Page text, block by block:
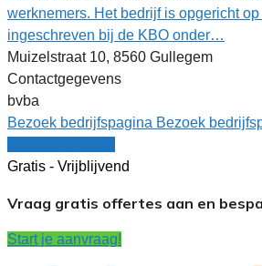
werknemers. Het bedrijf is opgericht
ingeschreven bij de KBO onder…
Muizelstraat 10, 8560 Gullegem
Contactgegevens
bvba
Bezoek bedrijfspagina Bezoek
Gratis - Vrijblijvend
Vraag gratis offertes aan en
Start je aanvraag!